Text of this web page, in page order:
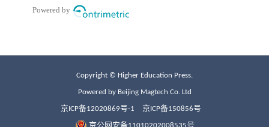
Copyright © Higher Education Press.
Powered by Beijing Magtech Co. Ltd
京ICP备12020869号-1 京ICP备150856号